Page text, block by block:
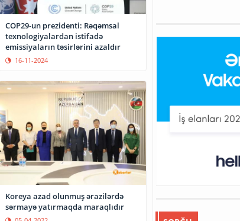
COP29-un prezidenti: Rəqəmsal
texnologiyalardan istifadə
emissiyaların təsirlərini azaldır
16-11-2024
Koreya azad olunmuş ərazilərdə
sərmayə yatırmaqda maraqlıdır